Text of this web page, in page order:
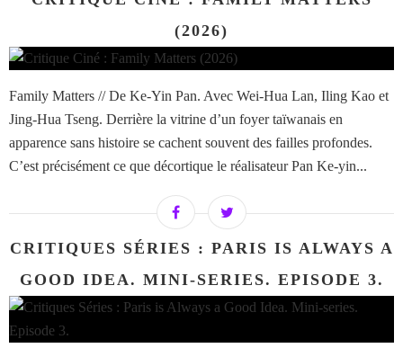
(2026)
Family Matters // De Ke-Yin Pan. Avec Wei-Hua Lan, Iling Kao et
Jing-Hua Tseng. Derrière la vitrine d’un foyer taïwanais en
apparence sans histoire se cachent souvent des failles profondes.
C’est précisément ce que décortique le réalisateur Pan Ke-yin...
CRITIQUES SÉRIES : PARIS IS ALWAYS A
GOOD IDEA. MINI-SERIES. EPISODE 3.